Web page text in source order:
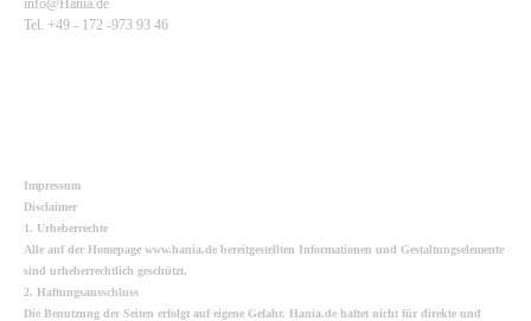
info@Hania.de
Tel. +49 - 172 -973 93 46
Impressum
Disclaimer
1. Urheberrechte
Alle auf der Homepage www.hania.de bereitgestellten Informationen und Gestaltungselemente
sind urheberrechtlich geschützt.
2. Haftungsausschluss
Die Benutzung der Seiten erfolgt auf eigene Gefahr. Hania.de haftet nicht für direkte und